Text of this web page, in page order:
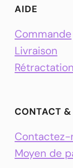
AIDE
Commande
Livraison
CONTACT
Contactez-
Moyen de